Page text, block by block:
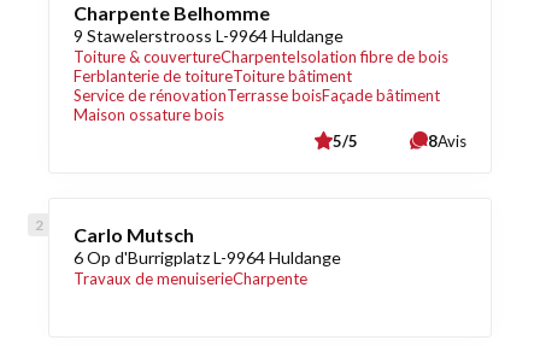
Charpente Belhomme
9 Stawelerstrooss L-9964 Huldange
Toiture & couvertureCharpenteIsolation fibre de bois
Ferblanterie de toitureToiture bâtiment
Service de rénovationTerrasse boisFaçade bâtiment
Maison ossature bois
5/5 8Avis
Carlo Mutsch
6 Op d'Burrigplatz L-9964 Huldange
Travaux de menuiserieCharpente